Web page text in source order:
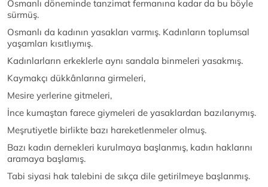
Osmanlı döneminde tanzimat fermanına kadar da bu böyle
sürmüş.
Osmanlı da kadının yasakları varmış. Kadınların toplumsal
yaşamları kısıtlıymış.
Kadınlarların erkeklerle aynı sandala binmeleri yasakmış.
Kaymakçı dükkânlarına girmeleri,
Mesire yerlerine gitmeleri,
İnce kumaştan farece giymeleri de yasaklardan bazılarıymış.
Meşrutiyetle birlikte bazı hareketlenmeler olmuş.
Bazı kadın dernekleri kurulmaya başlanmış, kadın haklarını
aramaya başlamış.
Tabi siyasi hak talebini de sıkça dile getirilmeye başlanmış.